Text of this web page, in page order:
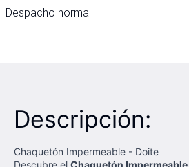
Despacho normal
Descripción:
Chaquetón Impermeable - Doite
Descubre el Chaquetón Impermeable